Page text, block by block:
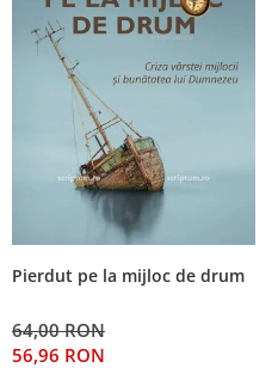
Pierdut pe la mijloc de drum
64,00 RON
56,96 RON